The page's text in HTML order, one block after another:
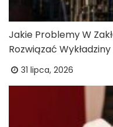
Jakie Problemy W
Rozwiązać
31 lipca, 2026